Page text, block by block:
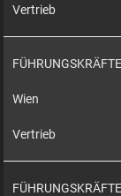
Vertrieb
Wien
Vertrieb